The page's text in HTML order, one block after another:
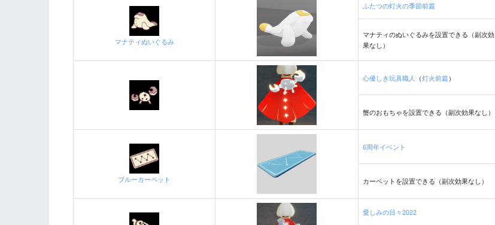
マナティぬいぐるみ
ふたつの灯火の季節前篇
マナティのぬいぐるみを設置できる（副次効
果なし）
心優しき玩具職人 （灯火前篇）
蟹のおもちゃを設置できる（副次効果なし）
ブルーカーペット
6周年イベント
カーペットを設置できる（副次効果なし）
愛しみの日々2022